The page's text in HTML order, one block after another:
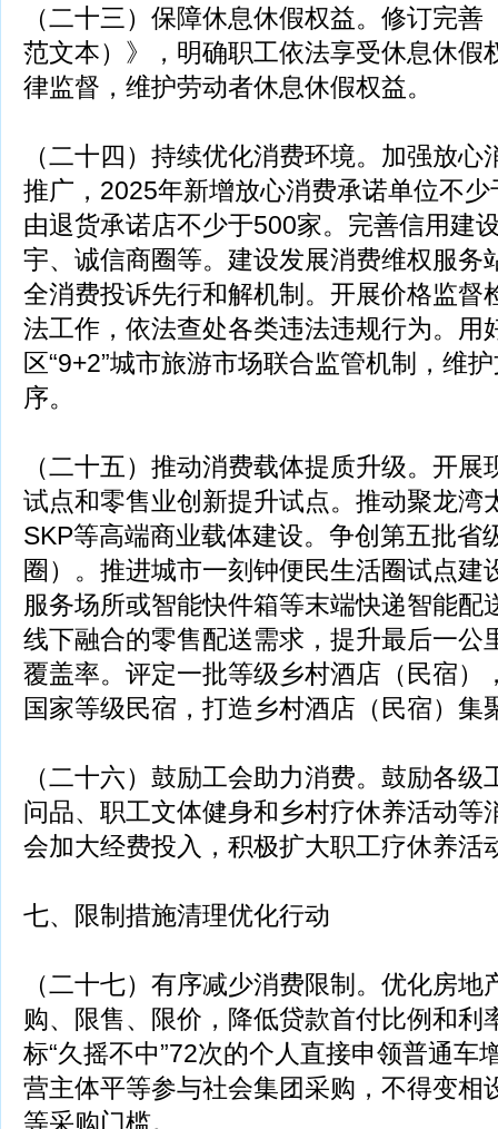
（二十三）保障休息休假权益。修订完
范文本）》，明确职工依法享受休息休假
律监督，维护劳动者休息休假权益。
（二十四）持续优化消费环境。加强放心
推广，2025年新增放心消费承诺单位不
由退货承诺店不少于500家。完善信用建
宇、诚信商圈等。建设发展消费维权服务
全消费投诉先行和解机制。开展价格监督
法工作，依法查处各类违法违规行为。用
区“9+2”城市旅游市场联合监管机制，维
序。
（二十五）推动消费载体提质升级。开
试点和零售业创新提升试点。推动聚龙湾
SKP等高端商业载体建设。争创第五批省
圈）。推进城市一刻钟便民生活圈试点建
服务场所或智能快件箱等末端快递智能配
线下融合的零售配送需求，提升最后一公
覆盖率。评定一批等级乡村酒店（民宿）
国家等级民宿，打造乡村酒店（民宿）集
（二十六）鼓励工会助力消费。鼓励各
问品、职工文体健身和乡村疗休养活动等
会加大经费投入，积极扩大职工疗休养活
七、限制措施清理优化行动
（二十七）有序减少消费限制。优化房
购、限售、限价，降低贷款首付比例和利
标“久摇不中”72次的个人直接申领普通车
营主体平等参与社会集团采购，不得变相
等采购门槛。